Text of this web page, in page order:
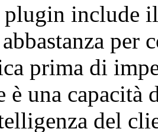
include
per
prima di
è una capacità
del